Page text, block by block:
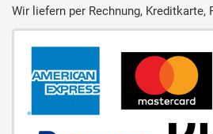
Wir liefern per Rechnung, Kreditkarte,